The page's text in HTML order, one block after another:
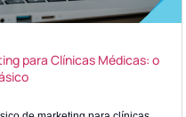
para Clínicas Médicas: o